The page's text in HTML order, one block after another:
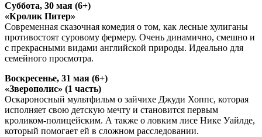
Суббота, 30 мая (6+)
«Кролик Питер»
Современная сказочная комедия о том, как лесные хулиганы
противостоят суровому фермеру. Очень динамично, смешно и
с прекрасными видами английской природы. Идеально для
семейного просмотра.
Воскресенье, 31 мая (6+)
«Зверополис» (1 часть)
Оскароносный мультфильм о зайчихе Джуди Хоппс, которая
исполняет свою детскую мечту и становится первым
кроликом-полицейским. А также о ловким лисе Нике Уайлде,
который помогает ей в сложном расследовании.